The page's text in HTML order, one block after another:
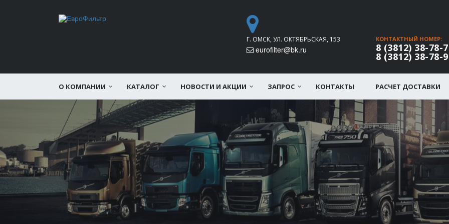
КОНТАКТНЫЙ НОМЕР:
8 (3812) 38-78-
8 (3812) 38-78-
Г. ОМСК, УЛ. ОКТЯБРЬСКАЯ, 153
eurofilter@bk.ru
О КОМПАНИИ КАТАЛОГ НОВОСТИ И АКЦИИ ЗАПРОС КОНТАКТЫ РАСЧЕТ ДОСТАВКИ